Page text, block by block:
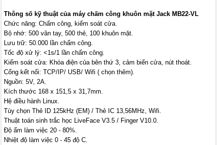
Thông số kỹ thuật của máy chấm công khuôn mặt Jack MB22-VL
Chức năng: Chấm công, kiểm soát cửa.
Bộ nhớ: 500 vân tay, 500 thẻ, 100 khuôn mặt.
Lưu trữ: 50.000 lần chấm công.
Tốc độ xử lý: <1s/1 lần chấm công.
Kiểm soát cửa: Khóa điện của bên thứ 3, cảm biến cửa, nút thoát.
Cổng kết nối: TCP/IP/ USB/ Wifi ( chọn thêm).
Nguồn: 5V, 2A.
Kích thước 168 x 151,5 x 31,7mm.
Hệ điều hành Linux.
Tùy chọn Thẻ ID 125kHz (EM) / Thẻ IC 13,56MHz, Wifi.
Thuật toán sinh trắc học LiveFace V3.5 / Finger V10.0.
Độ ẩm làm việc 20 - 80%.
Nhiệt độ làm việc 0 - 45 độ C.